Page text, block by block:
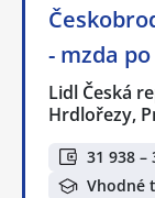
- mzda
Lidl Česká
Hrdlořezy,
31 938 –
Vhodné